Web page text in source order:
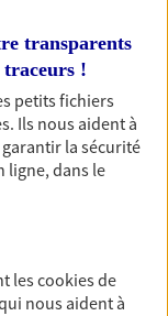
Passer les
résultats
Carte
Epargne et
transparents
traceurs !
petits fichiers
. Ils nous aident à
la sécurité
ligne, dans le
lescookiesde
nous aident à